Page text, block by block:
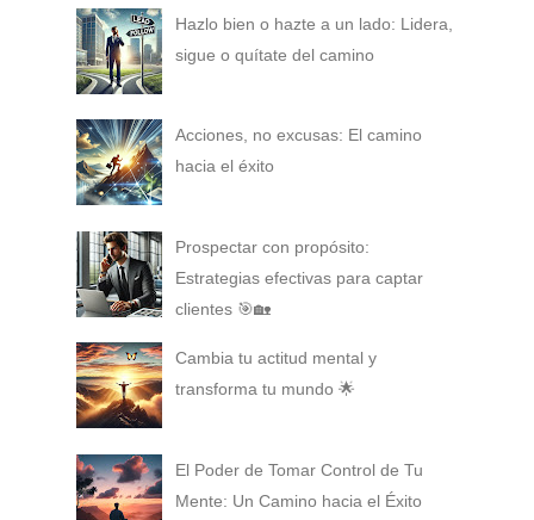
Hazlo bien o hazte a un lado: Lidera,
sigue o quítate del camino
Acciones, no excusas: El camino
hacia el éxito
Prospectar con propósito:
Estrategias efectivas para captar
clientes 🎯🏡
Cambia tu actitud mental y
transforma tu mundo 🌟
El Poder de Tomar Control de Tu
Mente: Un Camino hacia el Éxito